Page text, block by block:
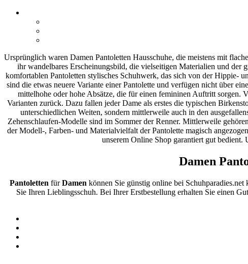
Ursprünglich waren Damen Pantoletten Hausschuhe, die meistens mit
ihr wandelbares Erscheinungsbild, die vielseitigen Materialien und der
komfortablen Pantoletten stylisches Schuhwerk, das sich von der Hippie-
sind die etwas neuere Variante einer Pantolette und verfügen nicht über
mittelhohe oder hohe Absätze, die für einen femininen Auftritt sorgen.
Varianten zurück. Dazu fallen jeder Dame als erstes die typischen
unterschiedlichen Weiten, sondern mittlerweile auch in den
Zehenschlaufen-Modelle sind im Sommer der Renner. Mittlerweile
der Modell-, Farben- und Materialvielfalt der Pantolette magisch
unserem Online Shop garantiert gut bedient.
Damen
Pantoletten fürDamen können Sie günstig online bei
Sie Ihren Lieblingsschuh. Bei Ihrer Erstbestellung erhalten Sie einen